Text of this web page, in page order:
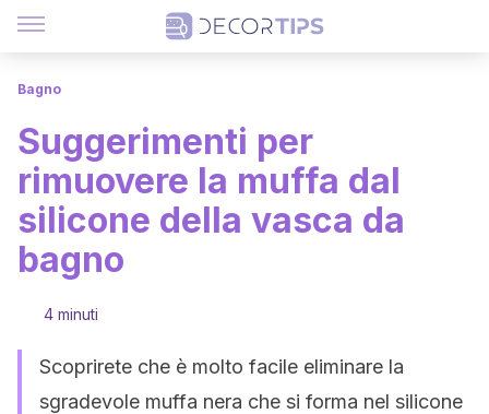
Bagno
Suggerimenti per
rimuovere la muffa dal
silicone della vasca da
bagno
4 minuti
Scoprirete che è molto facile eliminare la
sgradevole muffa nera che si forma nel silicone